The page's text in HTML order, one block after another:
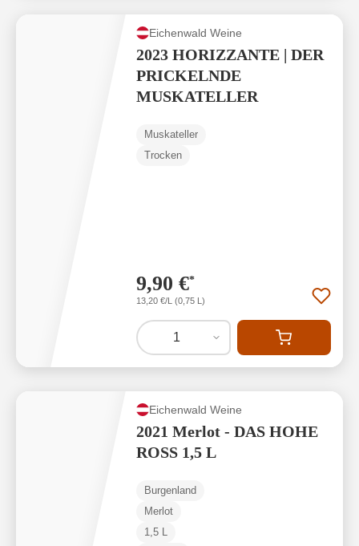
Eichenwald Weine
2023 HORIZZANTE | DER
PRICKELNDE
MUSKATELLER
Muskateller
Trocken
9,90 €*
13,20 €/L (0,75 L)
1
Eichenwald Weine
2021 Merlot - DAS HOHE
ROSS 1,5 L
Burgenland
Merlot
1,5 L